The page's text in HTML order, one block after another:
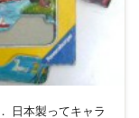
日本製ってキャラ